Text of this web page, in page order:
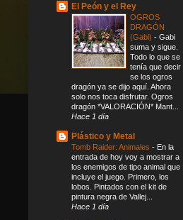
El Peón y el Rey
OGROS
DRAGÓN
(Gabi) - Gabi
suma y sigue.
Todo lo que se
tenía que decir
se los ogros
dragón ya se dijo aquí. Ahora
solo nos toca disfrutar. Ogros
dragón *VALORACIÓN* Mant...
Hace 1 día
Plástico y Metal
Tomb Raider: Animales - En la
entrada de hoy voy a mostrar a
los enemigos de tipo animal que
incluye el juego. Primero, los
lobos. Pintados con el kit de
pintura negra de Vallej...
Hace 1 día